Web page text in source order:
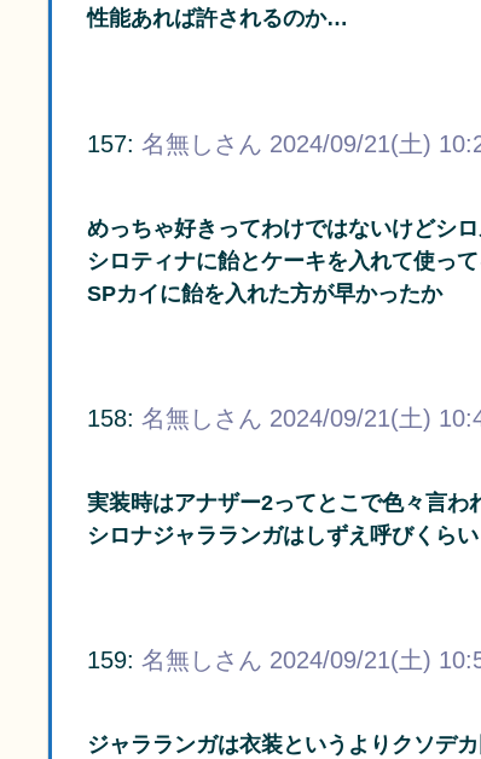
性能あれば許されるのか…
157: 名無しさん 2024/09/21(土)
めっちゃ好きってわけではないけどシ
シロティナに飴とケーキを入れて使っ
SPカイに飴を入れた方が早かったか
158: 名無しさん 2024/09/21(土)
実装時はアナザー2ってとこで色々言
シロナジャラランガはしずえ呼びくら
159: 名無しさん 2024/09/21(土)
ジャラランガは衣装というよりクソデ